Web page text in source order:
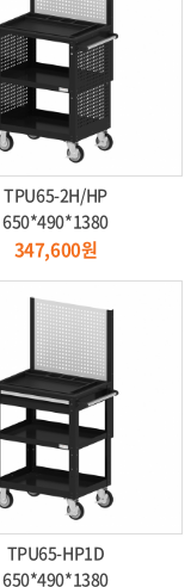
TPU65-2H/HP
650*490*1380
347,600원
TPU65-HP1D
650*490*1380